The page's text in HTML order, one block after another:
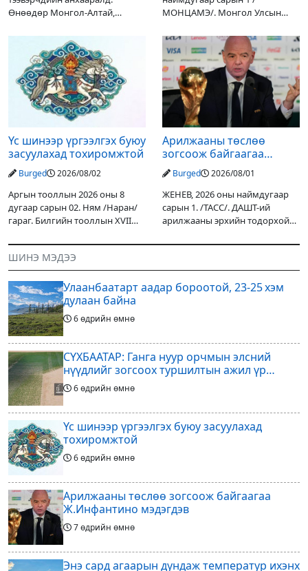
Өнөөдөр Монгол-Алтай,
уулархаг нутгаар бороо, дуу
цахилгаантай аадар бороо
орох тул голуудын усны
түвшин нэмэгдэх, нөөлөг
МОНЦАМЭ/. Монгол Улсын
Дарьгангын Ганга нуурыг
сэргээн, хамгаалах төслийг
улсын төсвийн хөрөнгө
оруулалтаар хийж буй.
Төслийн
Үс шинээр үргээлгэх буюу
засуулахад тохиромжтой
Burged 2026/08/02
Аргын тооллын 2026 оны 8
дугаар сарын 02. Ням /Наран/
гараг. Билгийн тооллын XVII
гал Морин жилийн Зуны адаг
хөхөгчин хонь сарын шинийн
19, Адъяа /Асралт/
Арилжааны төслөө
зогсоож байгаагаа
Ж.Инфантино мэдэгдэв
Burged 2026/08/01
ЖЕНЕВ, 2026 оны наймдугаар
сарын 1. /ТАСС/. ДАШТ-ий
арилжааны эрхийн тодорхой
оруулагчдад худалдах
шийдвэрлэснээ ФИФА-гийн
ерөнхийлөгч Жанни
ШИНЭ МЭДЭЭ
Улаанбаатарт аадар бороотой, 23-25 хэм
дулаан байна
6 өдрийн өмнө
СҮХБААТАР: Ганга нуур орчмын элсний
нүүдлийг зогсоох туршилтын ажил үр
дүнгээ өгч эхэлжээ
6 өдрийн өмнө
Үс шинээр үргээлгэх буюу засуулахад
тохиромжтой
6 өдрийн өмнө
Арилжааны төслөө зогсоож байгаагаа
Ж.Инфантино мэдэгдэв
7 өдрийн өмнө
Энэ сард агаарын дундаж температур ихэнх